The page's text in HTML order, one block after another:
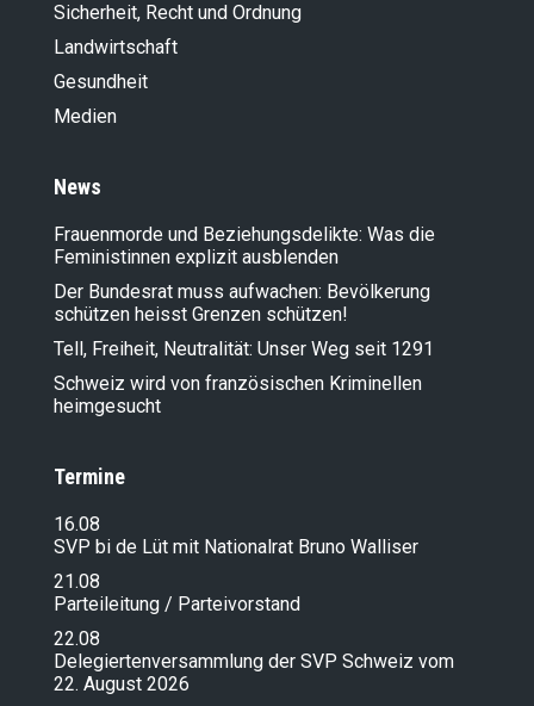
Sicherheit, Recht und Ordnung
Landwirt­schaft
Gesundheit
Medien
News
Frauenmorde und Beziehungsdelikte: Was die
Feministinnen explizit ausblenden
Der Bundesrat muss aufwachen: Bevölkerung
schützen heisst Grenzen schützen!
Tell, Freiheit, Neutralität: Unser Weg seit 1291
Schweiz wird von französischen Kriminellen
heimgesucht
Termine
16.08
SVP bi de Lüt mit Nationalrat Bruno Walliser
21.08
Parteileitung / Parteivorstand
22.08
Delegiertenversammlung der SVP Schweiz vom
22. August 2026